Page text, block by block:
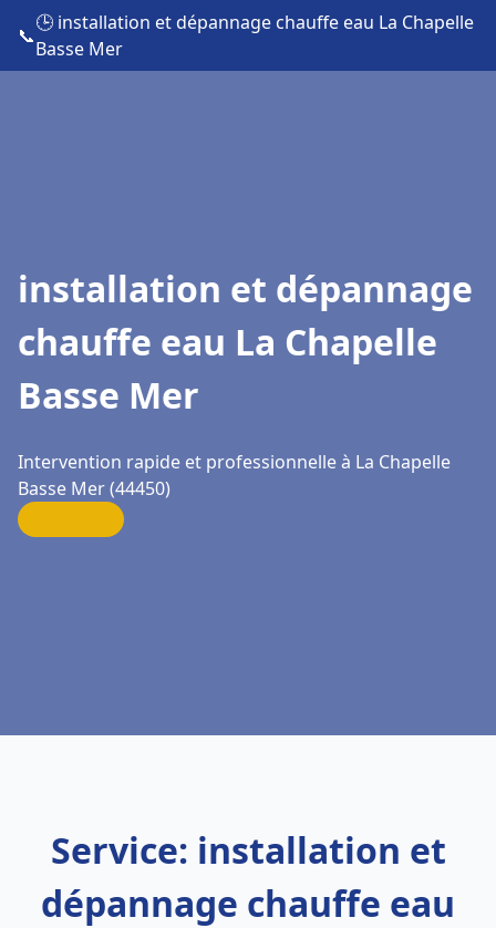
📞
🕒 installation et dépannage chauffe eau La Chapelle
Basse Mer
installation et dépannage
chauffe eau La Chapelle
Basse Mer
Intervention rapide et professionnelle à La Chapelle
Basse Mer (44450)
Service: installation et
dépannage chauffe eau